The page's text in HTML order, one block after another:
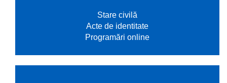
Stare civilă
Acte de identitate
Programări online